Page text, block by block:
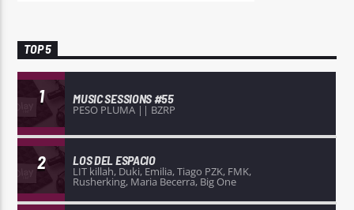
TOP 5
1 MUSIC SESSIONS #55
PESO PLUMA || BZRP
2 LOS DEL ESPACIO
LIT killah, Duki, Emilia, Tiago PZK, FMK,
Rusherking, Maria Becerra, Big One